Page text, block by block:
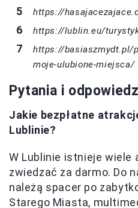
https://
https://lublin.eu/
https://basiaszmydt.pl/
moje-ulubione-miejsca/
Pytania i
Jakie bezpłatne
Lublinie?
W Lublinie istnieje wiele
zwiedzać za darmo. Do
należą spacer po
Starego Miasta,